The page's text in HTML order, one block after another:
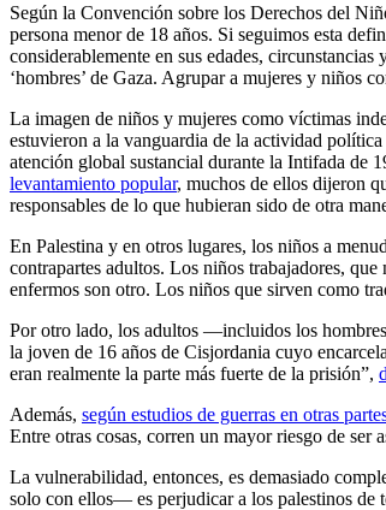
Según la Convención sobre los Derechos del
persona menor de 18 años. Si seguimos esta
considerablemente en sus edades,
‘hombres’ de Gaza. Agrupar a mujeres y niños
La imagen de niños y mujeres como víctimas
estuvieron a la vanguardia de la actividad
atención global sustancial durante la Intifada de
levantamiento popular, muchos de ellos dijeron
responsables de lo que hubieran sido de otra
En Palestina y en otros lugares, los niños a
contrapartes adultos. Los niños trabajadores,
enfermos son otro. Los niños que sirven como
Por otro lado, los adultos —incluidos los
la joven de 16 años de Cisjordania cuyo
eran realmente la parte más fuerte de la prisión”,
Además, según estudios de guerras en otras
Entre otras cosas, corren un mayor riesgo de ser
La vulnerabilidad, entonces, es demasiado
solo con ellos— es perjudicar a los palestinos de